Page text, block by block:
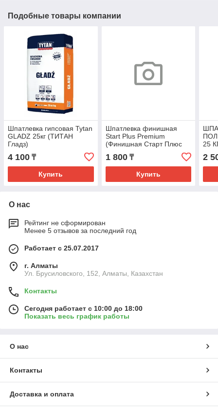
Подобные товары компании
Шпатлевка гипсовая Tytan
GLADZ 25кг (ТИТАН
Гладз)
4 100 ₸
Купить
Шпатлевка финишная
Start Plus Premium
(Финишная Старт Плюс
1 800₸
Купить
25
2
О нас
Рейтинг не сформирован
Менее 5 отзывов за последний год
Работает с 25.07.2017
г. Алматы
Ул. Брусиловского, 152, Алматы, Казахстан
Контакты
Сегодня работает с 10:00 до 18:00
Показать весь график работы
О нас
Контакты
Доставка и оплата